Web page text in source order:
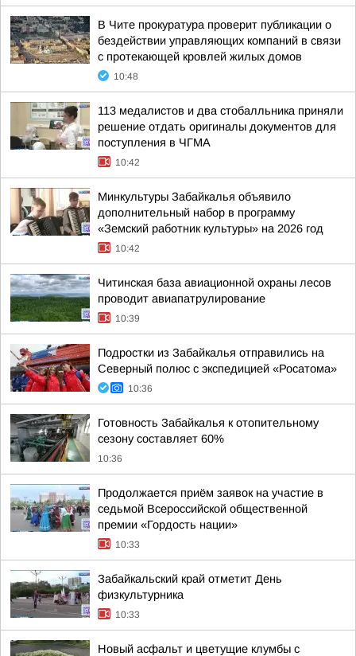
В Чите прокуратура проверит публикации о
бездействии управляющих компаний в связи
с протекающей кровлей жилых домов
10:48
113 медалистов и два стобалльника приняли
решение отдать оригиналы документов для
поступления в ЧГМА
10:42
Минкультуры Забайкалья объявило
дополнительный набор в программу
«Земский работник культуры» на 2026 год
10:42
Читинская база авиационной охраны лесов
проводит авиапатрулирование
10:39
Подростки из Забайкалья отправились на
Северный полюс с экспедицией «Росатома»
10:36
Готовность Забайкалья к отопительному
сезону составляет 60%
10:36
Продолжается приём заявок на участие в
седьмой Всероссийской общественной
премии «Гордость нации»
10:33
Забайкальский край отметит День
физкультурника
10:33
Новый асфальт и цветущие клумбы с